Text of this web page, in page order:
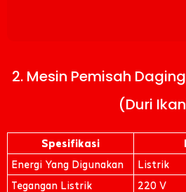
2. Mesin Pemisah
(Duri
Spesifikasi
Energi Yang Digunakan
Listrik
Tegangan Listrik
220 V